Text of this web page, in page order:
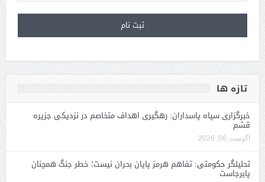
تازه ها
خبرگزاری سپاه پاسداران: رهگیری اهداف متخاصم در نزدیکی جزیره
قشم
آگوست 06, 2026
تحلیلگر حکومتی: تفاهم هرمز پایان بحران نیست؛ خطر جنگ همچنان
پابرجاست